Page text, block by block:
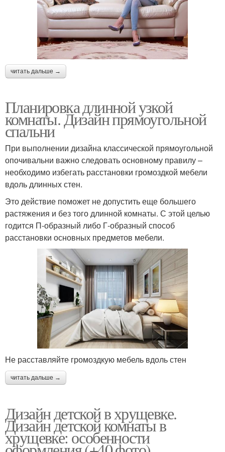
читать дальше →
Планировка длинной узкой
комнаты. Дизайн прямоугольной
спальни
При выполнении дизайна классической прямоугольной
опочивальни важно следовать основному правилу –
необходимо избегать расстановки громоздкой мебели
вдоль длинных стен.
Это действие поможет не допустить еще большего
растяжения и без того длинной комнаты. С этой целью
годится П-образный либо Г-образный способ
расстановки основных предметов мебели.
Не расставляйте громоздкую мебель вдоль стен
читать дальше →
Дизайн детской в хрущевке.
Дизайн детской комнаты в
хрущевке: особенности